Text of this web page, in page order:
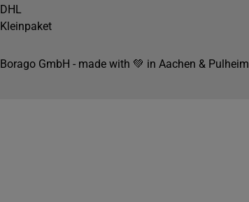
DHL
Kleinpaket
Borago GmbH - made with 💚 in Aachen & Pulheim